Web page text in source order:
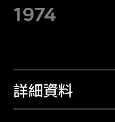
1974
詳細資料